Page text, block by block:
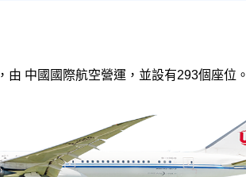
中國國際航空營運，並設有293個座位。